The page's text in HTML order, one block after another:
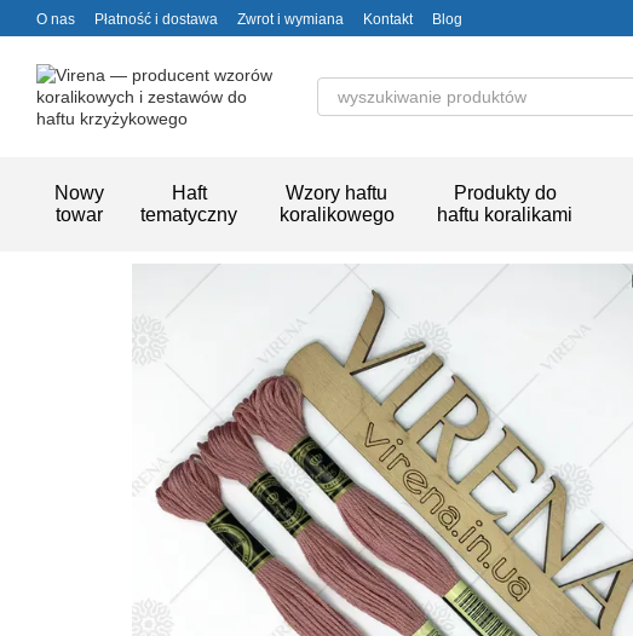
Przejdź do głównej treści
O nas Płatność i dostawa Zwrot i wymiana Kontakt Blog
Nowy
towar
Haft
tematyczny
Wzory haftu
koralikowego
Produkty do
haftu koralikami